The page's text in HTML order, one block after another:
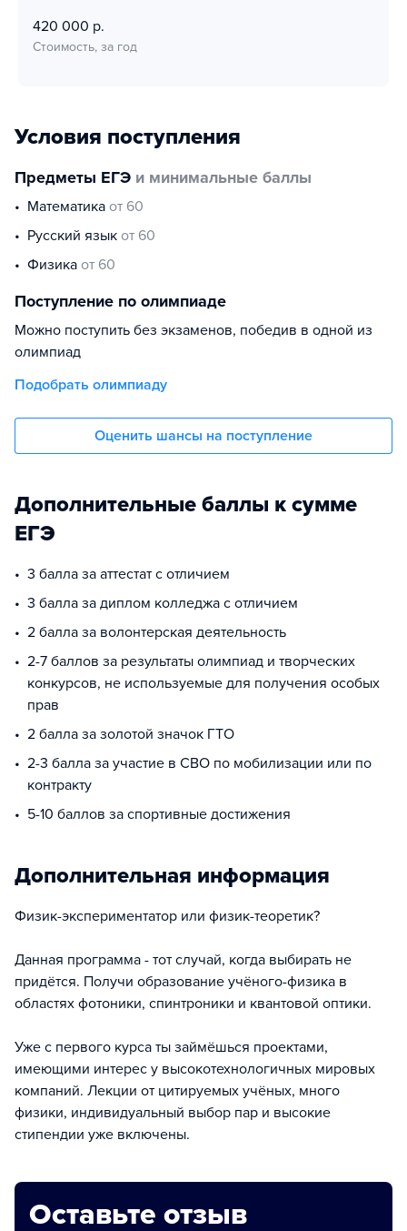
420 000 р.
Стоимость, за год
Условия поступления
Предметы ЕГЭ и минимальные баллы
математика от 60
русский язык от 60
физика от 60
Поступление по олимпиаде
Можно поступить без экзаменов, победив в одной из
олимпиад
Подобрать олимпиаду
Оценить шансы на поступление
Дополнительные баллы к сумме
ЕГЭ
3 балла за аттестат с отличием
3 балла за диплом колледжа с отличием
2 балла за волонтерская деятельность
2-7 баллов за результаты олимпиад и творческих
конкурсов, не используемые для получения особых
прав
2 балла за золотой значок ГТО
2-3 балла за участие в СВО по мобилизации или по
контракту
5-10 баллов за спортивные достижения
Дополнительная информация
Физик-экспериментатор или физик-теоретик?
Данная программа - тот случай, когда выбирать не
придётся. Получи образование учёного-физика в
областях фотоники, спинтроники и квантовой оптики.
Уже с первого курса ты займёшься проектами,
имеющими интерес у высокотехнологичных мировых
компаний. Лекции от цитируемых учёных, много
физики, индивидуальный выбор пар и высокие
стипендии уже включены.
Оставьте отзыв